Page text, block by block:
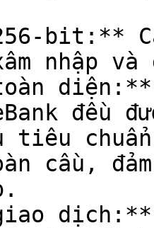
bit:**
nhập
đều
tiêu
cầu,
dịch:**